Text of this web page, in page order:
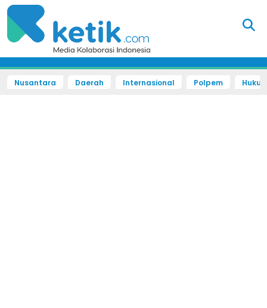
Nusantara Daerah Internasional Polpem